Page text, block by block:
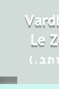
Vard
Le